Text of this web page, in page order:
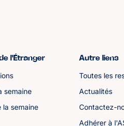
l'Étranger
semaine
la semaine
Autre liens
Toutes les
Actualités
Contactez-
Adhérer à